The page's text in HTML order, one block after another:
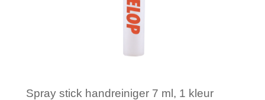
Spray stick handreiniger 7 ml, 1 kleur